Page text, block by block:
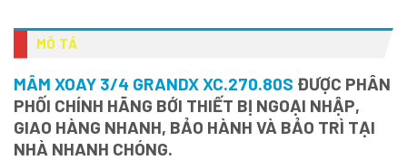
MÔ TẢ
MÂM XOAY 3/4 GRANDX XC.270.80S ĐƯỢC PHÂN
PHỐI CHÍNH HÃNG BỚI THIẾT BỊ NGOẠI NHẬP,
GIAO HÀNG NHANH, BẢO HÀNH VÀ BẢO TRÌ TẠI
NHÀ NHANH CHÓNG.